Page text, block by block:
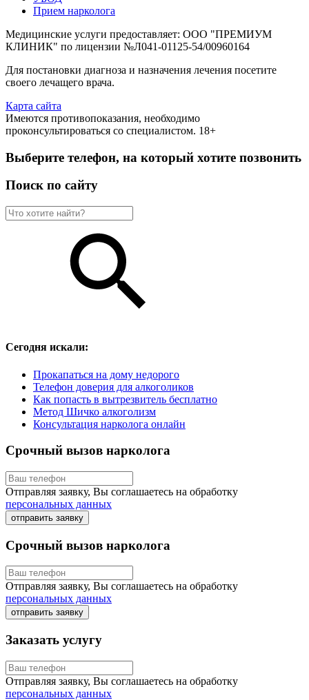
Прием нарколога
Медицинские услуги предоставляет: ООО "ПРЕМИУМ
КЛИНИК" по лицензии №Л041-01125-54/00960164
Для постановки диагноза и назначения лечения посетите
своего лечащего врача.
Карта сайта
Имеются противопоказания, необходимо
проконсультироваться со специалистом. 18+
Выберите телефон, на который хотите позвонить
Поиск по сайту
Сегодня искали:
Прокапаться на дому недорого
Телефон доверия для алкоголиков
Как попасть в вытрезвитель бесплатно
Метод Шичко алкоголизм
Консультация нарколога онлайн
Срочный вызов нарколога
Отправляя заявку, Вы соглашаетесь на обработку
персональных данных
отправить заявку
Срочный вызов нарколога
Отправляя заявку, Вы соглашаетесь на обработку
персональных данных
отправить заявку
Заказать услугу
Отправляя заявку, Вы соглашаетесь на обработку
персональных данных